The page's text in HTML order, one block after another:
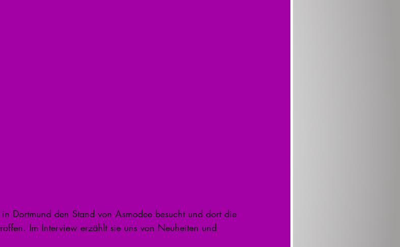
Dortmund den Stand von Asmodee besucht und dort die
Im Interview erzählt sie uns von Neuheiten und